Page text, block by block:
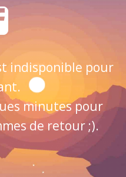
indisponible pour
minutes pour
de retour ;).